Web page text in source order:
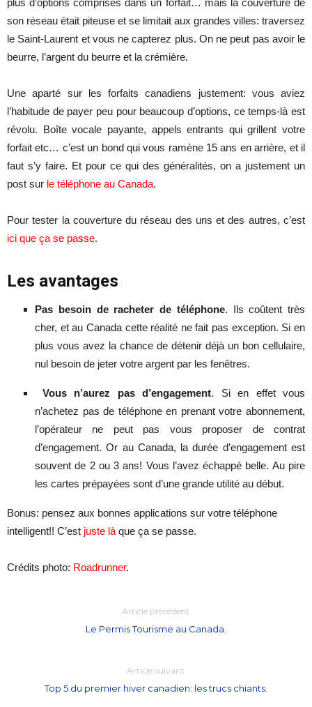
plus d’options comprises dans un forfait… mais la couverture de
son réseau était piteuse et se limitait aux grandes villes: traversez
le Saint-Laurent et vous ne capterez plus. On ne peut pas avoir le
beurre, l’argent du beurre et la crémière.
Une aparté sur les forfaits canadiens justement: vous aviez
l’habitude de payer peu pour beaucoup d’options, ce temps-là est
révolu. Boîte vocale payante, appels entrants qui grillent votre
forfait etc… c’est un bond qui vous ramène 15 ans en arrière, et il
faut s’y faire. Et pour ce qui des généralités, on a justement un
post sur le téléphone au Canada.
Pour tester la couverture du réseau des uns et des autres, c’est
ici que ça se passe.
Les avantages
Pas besoin de racheter de téléphone. Ils coûtent très
cher, et au Canada cette réalité ne fait pas exception. Si en
plus vous avez la chance de détenir déjà un bon cellulaire,
nul besoin de jeter votre argent par les fenêtres.
Vous n’aurez pas d’engagement. Si en effet vous
n’achetez pas de téléphone en prenant votre abonnement,
l’opérateur ne peut pas vous proposer de contrat
d’engagement. Or au Canada, la durée d’engagement est
souvent de 2 ou 3 ans! Vous l’avez échappé belle. Au pire
les cartes prépayées sont d’une grande utilité au début.
Bonus: pensez aux bonnes applications sur votre téléphone
intelligent!! C’est juste là que ça se passe.
Crédits photo: Roadrunner.
Article précédent
Le Permis Tourisme au Canada.
Article suivant
Top 5 du premier hiver canadien: les trucs chiants.